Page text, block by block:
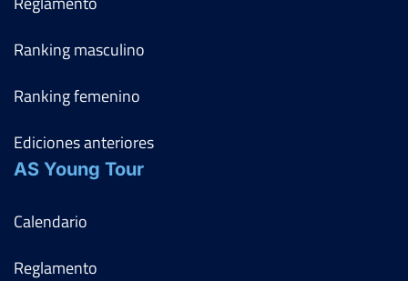
Ranking masculino
Ranking femenino
Ediciones anteriores
AS Young Tour
Calendario
Reglamento